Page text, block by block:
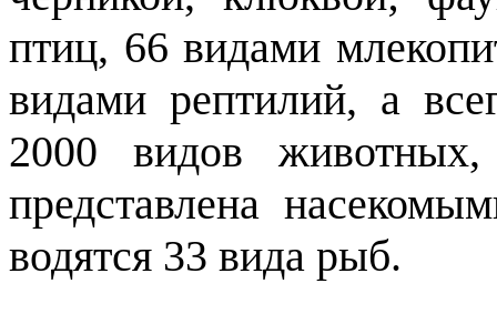
птиц, 66 видами
видами рептилий, а
2000 видов
представлена
водятся 33 вида рыб.